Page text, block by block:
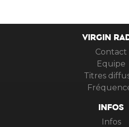
VIRGIN
Contact
Equipe
Titres
INFOS
Infos